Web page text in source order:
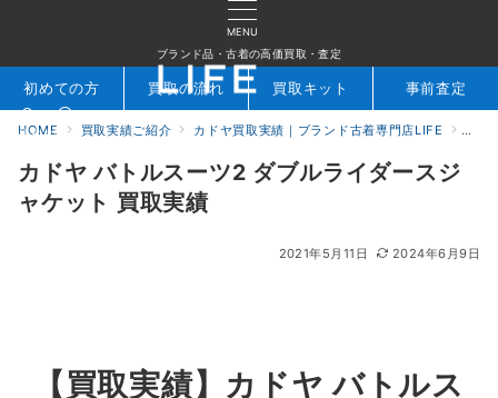
MENU
ブランド品・古着の高価買取・査定
検索 お問合せ
初めての方 買取の流れ 買取キット 事前査定
HOME 買取実績ご紹介 カドヤ買取実績｜ブランド古着専門店LIFE カド
カドヤ バトルスーツ2 ダブルライダースジ
ャケット 買取実績
2021年5月11日 2024年6月9日
【買取実績】カドヤ バトルス